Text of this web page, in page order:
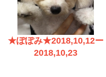
★ぽぽみ★2018,10,12ー
2018,10,23